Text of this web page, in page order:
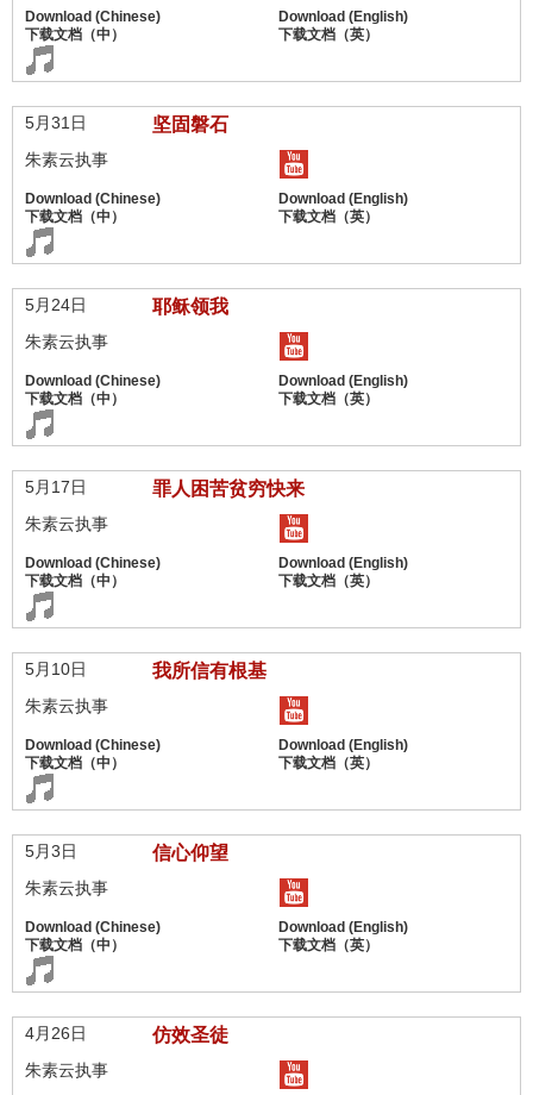
5月31日 坚固磐石
朱素云执事
5月24日 耶稣领我
朱素云执事
5月17日 罪人困苦贫穷快来
朱素云执事
5月10日 我所信有根基
朱素云执事
5月3日 信心仰望
朱素云执事
4月26日 仿效圣徒
朱素云执事